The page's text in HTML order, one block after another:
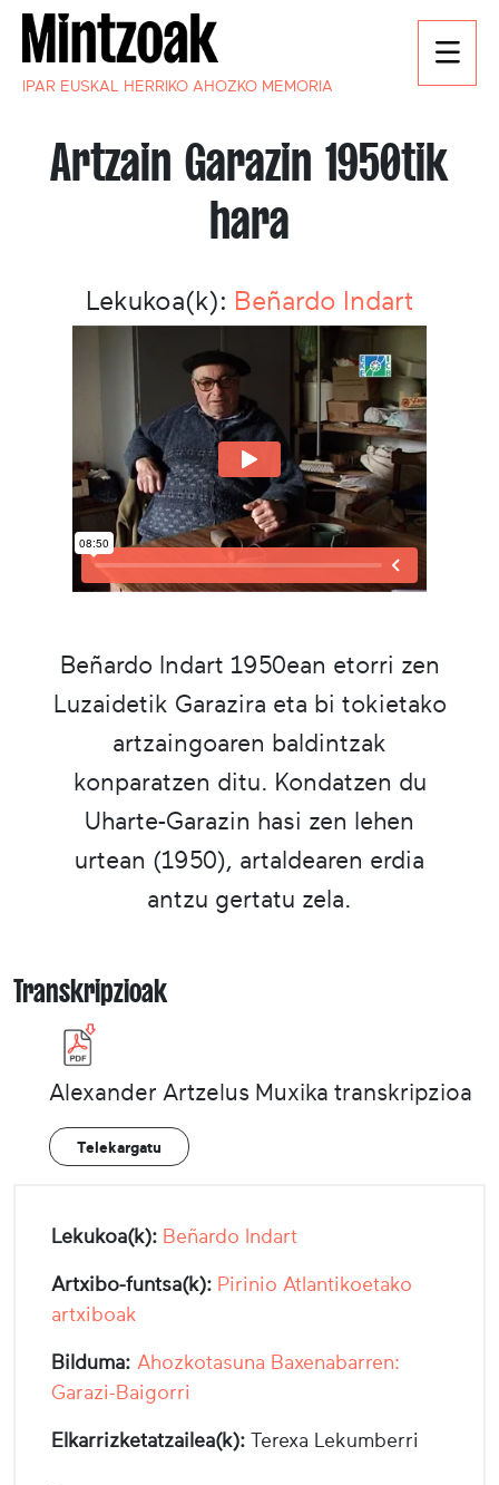
IPAR EUSKAL HERRIKO AHOZKO MEMORIA
Artzain Garazin 1950tik
hara
Lekukoa(k): Beñardo Indart
Beñardo Indart 1950ean etorri zen
Luzaidetik Garazira eta bi tokietako
artzaingoaren baldintzak
konparatzen ditu. Kondatzen du
Uharte-Garazin hasi zen lehen
urtean (1950), artaldearen erdia
antzu gertatu zela.
Transkripzioak
Alexander Artzelus Muxika transkripzioa
Telekargatu
Lekukoa(k): Beñardo Indart
Artxibo-funtsa(k): Pirinio Atlantikoetako
artxiboak
Bilduma: Ahozkotasuna Baxenabarren:
Garazi-Baigorri
Elkarrizketatzailea(k): Terexa Lekumberri